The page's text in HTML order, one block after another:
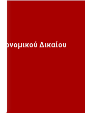
Δικαίου